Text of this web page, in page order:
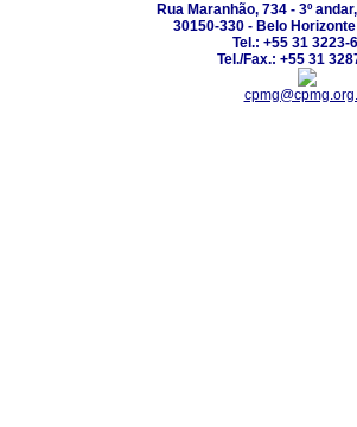
Rua Maranhão, 734 - 3º
30150-330 - Belo Horizonte
Tel.: +55 31 3223-
Tel./Fax.: +55 31